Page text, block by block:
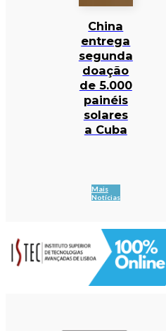
China
entrega
segunda
doação
de 5.000
painéis
solares
a Cuba
Mais
Notícias